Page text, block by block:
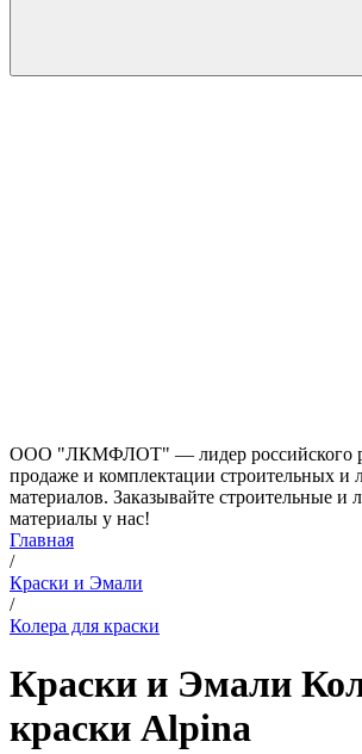
ООО "ЛКМФЛОТ" — лидер российского
продаже и комплектации строительных и
материалов. Заказывайте строительные и
материалы у нас!
Главная
/
Краски и Эмали
/
Колера для краски
Краски и Эмали
краски Alpina